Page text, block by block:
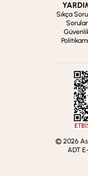
Sıkça
Sorular
© 2026
ADT